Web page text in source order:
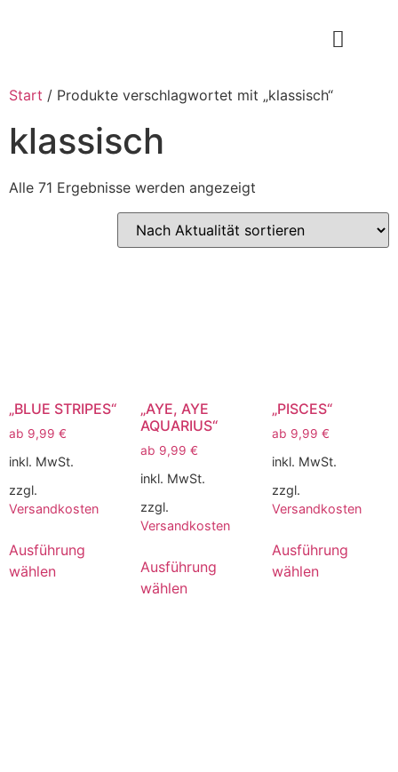
Start / Produkte verschlagwortet mit „klassisch“
klassisch
Alle 71 Ergebnisse werden angezeigt
„BLUE STRIPES“
ab 9,99 €
inkl. MwSt.
zzgl.
Versandkosten
Ausführung
wählen
„AYE, AYE
AQUARIUS“
ab 9,99 €
inkl. MwSt.
zzgl.
Versandkosten
Ausführung
wählen
„PISCES“
ab 9,99 €
inkl. MwSt.
zzgl.
Versandkosten
Ausführung
wählen